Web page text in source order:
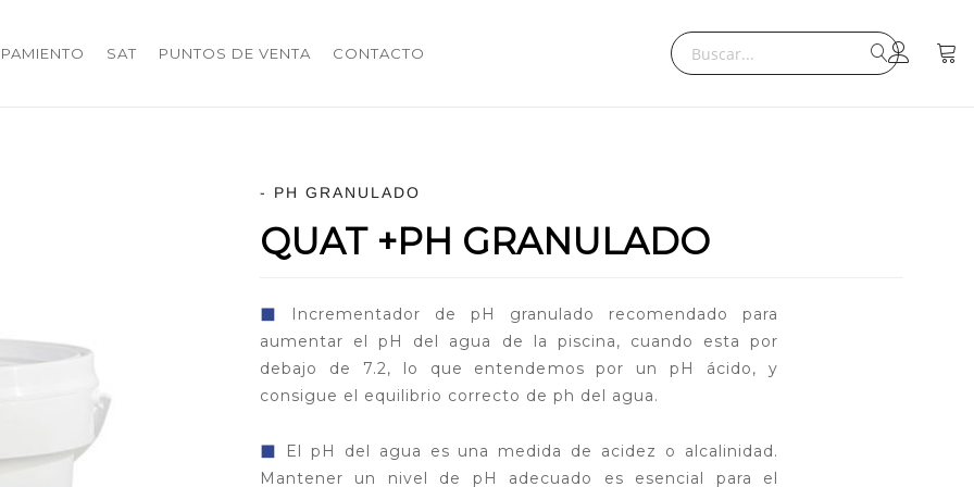
SAT PUNTOS DE VENTA CONTACTO Search
Search Mi
- PH GRANULADO
QUAT +PH GRANULADO
◼
Incrementador de pH granulado recomendado para
aumentar el pH del agua de la piscina, cuando esta por
debajo de 7.2, lo que entendemos por un pH ácido, y
consigue el equilibrio correcto de ph del agua.
◼
El pH del agua es una medida de acidez o alcalinidad.
Mantener un nivel de pH adecuado es esencial para el